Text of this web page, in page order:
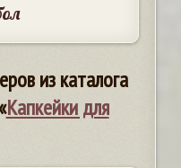
из каталога
Капкейки для